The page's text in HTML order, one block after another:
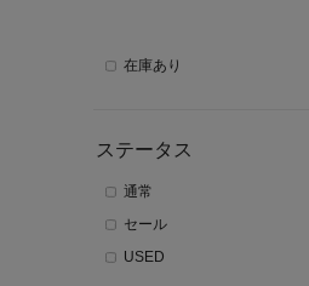
在庫あり
ステータス
通常
セール
USED